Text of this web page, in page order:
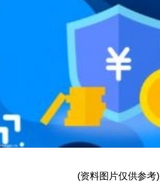
(资料图片仅供参考)